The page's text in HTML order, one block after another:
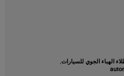
الهباء الجوي للسيارات,